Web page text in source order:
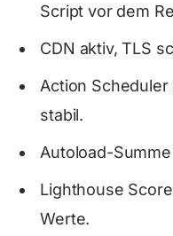
Script vor dem
CDN aktiv, TLS
Action
stabil.
Autoload-
Lighthouse
Werte.